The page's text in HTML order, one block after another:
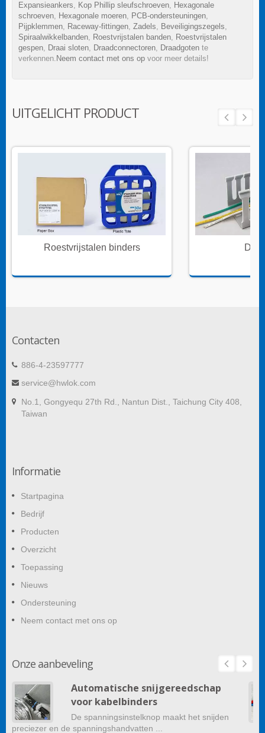
Expansieankers, Kop Phillip sleufschroeven, Hexagonale
schroeven, Hexagonale moeren, PCB-ondersteuningen,
Pijpklemmen, Raceway-fittingen, Zadels, Beveiligingszegels,
Spiraalwikkelbanden, Roestvrijstalen banden, Roestvrijstalen
gespen, Draai sloten, Draadconnectoren, Draadgoten te
verkennen. Neem contact met ons op voor meer details!
UITGELICHT PRODUCT
Roestvrijstalen binders
Contacten
886-4-23597777
service@hwlok.com
No.1, Gongyequ 27th Rd., Nantun Dist., Taichung City 408,
Taiwan
Informatie
Startpagina
Bedrijf
Producten
Overzicht
Toepassing
Nieuws
Ondersteuning
Neem contact met ons op
Onze aanbeveling
Automatische snijgereedschap
voor kabelbinders
De spanningsinstelknop maakt het snijden
preciezer en de spanningshandvatten ...